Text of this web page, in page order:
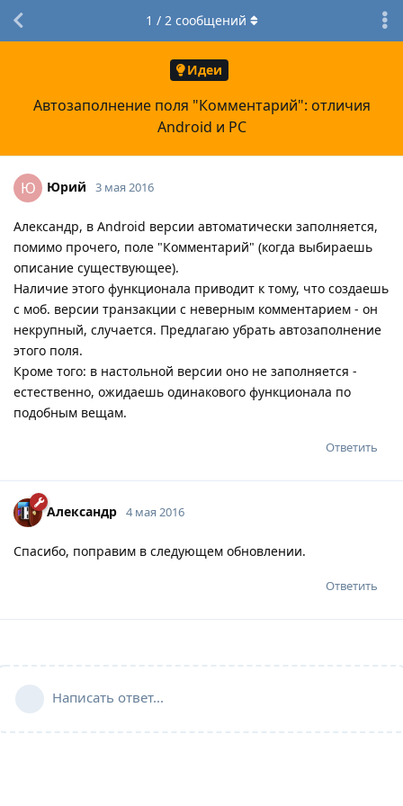
Идеи
Автозаполнение поля "Комментарий": отличия
Android и PC
1 / 2сообщений
Ю Юрий 3 мая 2016
Александр, в Android версии автоматически заполняется,
помимо прочего, поле "Комментарий" (когда выбираешь
описание существующее).
Наличие этого функционала приводит к тому, что создаешь
с моб. версии транзакции с неверным комментарием - он
некрупный, случается. Предлагаю убрать автозаполнение
этого поля.
Кроме того: в настольной версии оно не заполняется -
естественно, ожидаешь одинакового функционала по
подобным вещам.
Ответить
Александр 4 мая 2016
Спасибо, поправим в следующем обновлении.
Ответить
Написать ответ...